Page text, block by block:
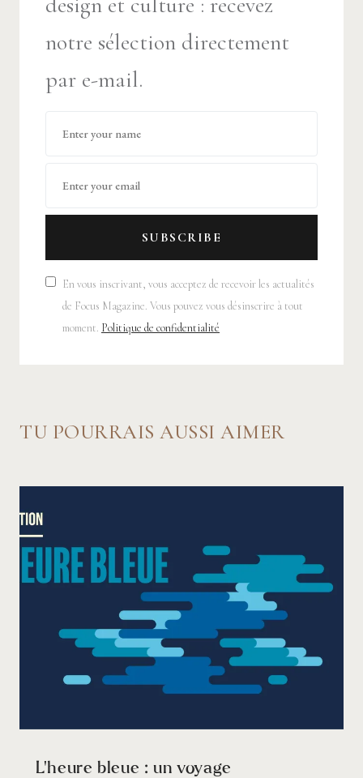
notre sélection directement
par e-mail.
SUBSCRIBE
En vous inscrivant, vous acceptez de recevoir les actualités
de Focus Magazine. Vous pouvez vous désinscrire à tout
moment. Politique de confidentialité
TU POURRAIS AUSSI AIMER
L’heure bleue : un voyage